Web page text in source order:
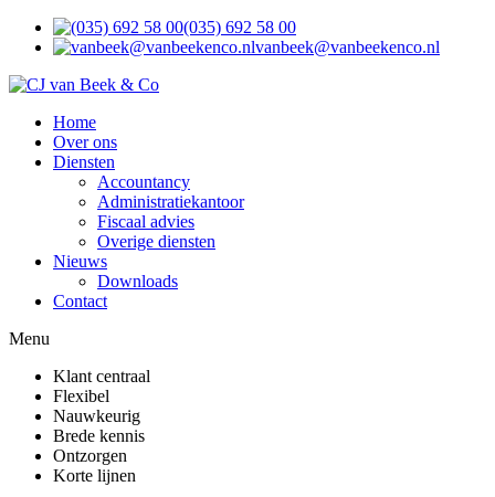
(035) 692 58 00
vanbeek@vanbeekenco.nl
Home
Over ons
Diensten
Accountancy
Administratiekantoor
Fiscaal advies
Overige diensten
Nieuws
Downloads
Contact
Menu
Klant centraal
Flexibel
Nauwkeurig
Brede kennis
Ontzorgen
Korte lijnen